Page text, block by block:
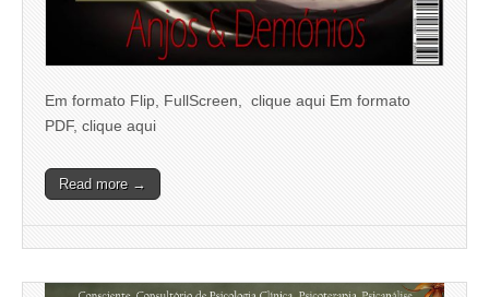
Em formato Flip, FullScreen, clique aqui Em formato
PDF, clique aqui
Read more →